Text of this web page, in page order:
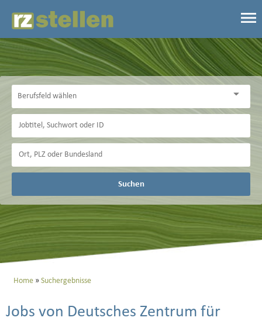
Suchen
Home Suchergebnisse
Jobs von Deutsches Zentrum für